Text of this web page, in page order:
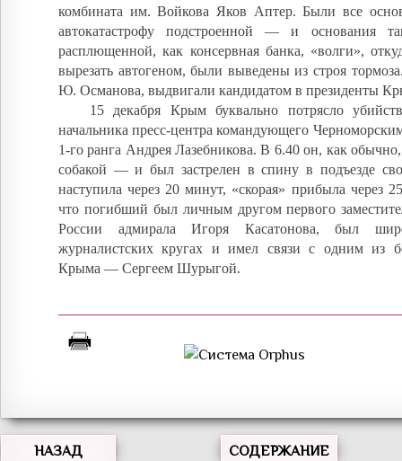
комбината им. Войкова Яков Аптер. Были все
автокатастрофу подстроенной — и основания
расплющенной, как консервная банка, «волги»,
вырезать автогеном, были выведены из строя
Ю. Османова, выдвигали кандидатом в президенты
15 декабря Крым буквально потрясло
начальника пресс-центра командующего
1-го ранга Андрея Лазебникова. В 6.40 он, как
собакой — и был застрелен в спину в подъезде
наступила через 20 минут, «скорая» прибыла через
что погибший был личным другом первого
России адмирала Игоря Касатонова, был
журналистских кругах и имел связи с одним из
Крыма — Сергеем Шурыгой.
НАЗАД СОДЕРЖАНИЕ